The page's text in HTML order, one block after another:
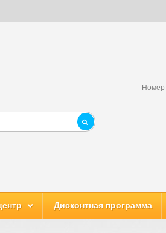
Номер
Дисконтная программа